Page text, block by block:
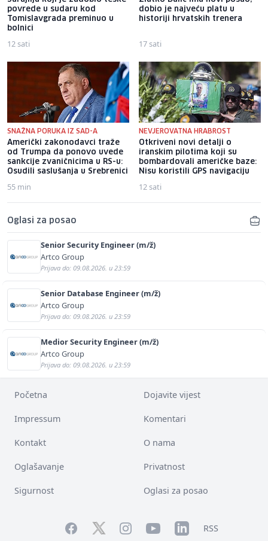
povrede u sudaru kod
Tomislavgrada preminuo u
bolnici
12 sati
dobio je najveću platu u
historiji hrvatskih trenera
17 sati
SNAŽNA PORUKA IZ SAD-A
Američki zakonodavci traže
od Trumpa da ponovo uvede
sankcije zvaničnicima u RS-u:
Osudili saslušanja u Srebrenici
55 min
NEVJEROVATNA HRABROST
Otkriveni novi detalji o
iranskim pilotima koji su
bombardovali američke baze:
Nisu koristili GPS navigaciju
12 sati
Oglasi za posao
Senior Security Engineer (m/ž)
Artco Group
Prijava do: 09.08.2026. u 23:59
Senior Database Engineer (m/ž)
Artco Group
Prijava do: 09.08.2026. u 23:59
Medior Security Engineer (m/ž)
Artco Group
Prijava do: 09.08.2026. u 23:59
Početna Dojavite vijest
Impressum Komentari
Kontakt O nama
Oglašavanje Privatnost
Sigurnost Oglasi za posao
FacebookTwitterInstagramYouTubeLinkedInRSS